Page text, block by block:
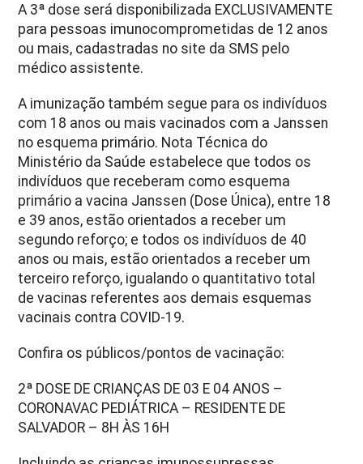
A 3ª dose será disponibilizada EXCLUSIVAMENTE
para pessoas imunocomprometidas de 12 anos
ou mais, cadastradas no site da SMS pelo
médico assistente.
A imunização também segue para os indivíduos
com 18 anos ou mais vacinados com a Janssen
no esquema primário. Nota Técnica do
Ministério da Saúde estabelece que todos os
indivíduos que receberam como esquema
primário a vacina Janssen (Dose Única), entre 18
e 39 anos, estão orientados a receber um
segundo reforço; e todos os indivíduos de 40
anos ou mais, estão orientados a receber um
terceiro reforço, igualando o quantitativo total
de vacinas referentes aos demais esquemas
vacinais contra COVID-19.
Confira os públicos/pontos de vacinação:
2ª DOSE DE CRIANÇAS DE 03 E 04 ANOS –
CORONAVAC PEDIÁTRICA – RESIDENTE DE
SALVADOR – 8H ÀS 16H